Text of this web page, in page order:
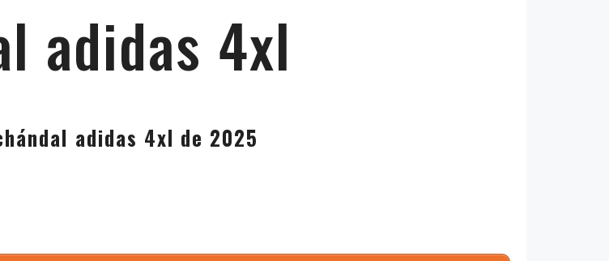
adidas 4xl
adidas 4xl de 2025